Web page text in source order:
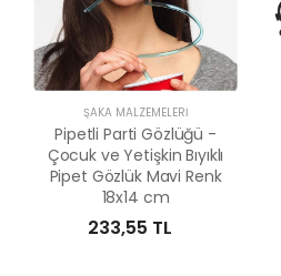
ŞAKA MALZEMELERI
Pipetli Parti Gözlüğü -
Çocuk ve Yetişkin Bıyıklı
Pipet Gözlük Mavi Renk
18x14 cm
233,55 TL